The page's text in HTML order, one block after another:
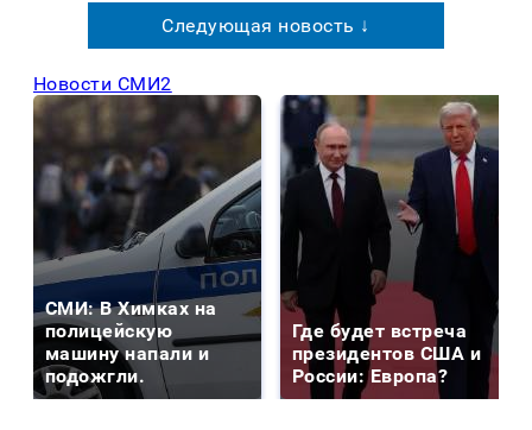
Следующая новость ↓
Новости СМИ2
СМИ: В Химках на
полицейскую
машину напали и
подожгли.
Где будет встреча
президентов США и
России: Европа?